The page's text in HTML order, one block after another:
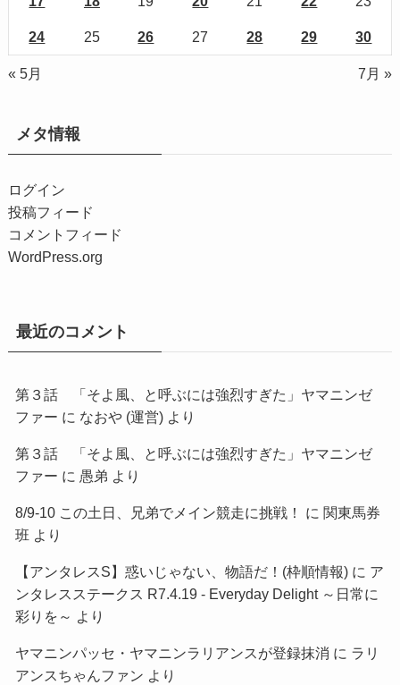
24 25 26 27 28 29 30
« 5月 7月 »
メタ情報
ログイン
投稿フィード
コメントフィード
WordPress.org
最近のコメント
第３話 「そよ風、と呼ぶには強烈すぎた」ヤマニンゼ
ファー に なおや (運営)より
第３話 「そよ風、と呼ぶには強烈すぎた」ヤマニンゼ
ファー に 愚弟 より
8/9-10 この土日、兄弟でメイン競走に挑戦！ に 関東馬券
班 より
【アンタレスS】惑いじゃない、物語だ！(枠順情報)に ア
ンタレスステークス R7.4.19 - Everyday Delight ～日常に
彩りを～ より
ヤマニンパッセ・ヤマニンラリアンスが登録抹消 に ラリ
アンスちゃんファン より